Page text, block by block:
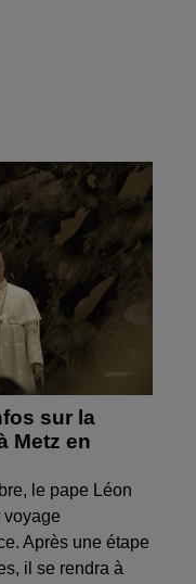
sur la
Metz en
le pape Léon
voyage
Après une étape
il se rendra à